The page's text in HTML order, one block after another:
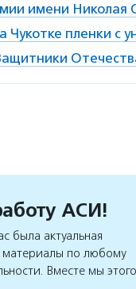
имени Николая
Чукотке пленки с
АСИ!
была актуальная
по любому
Вместе мы этого